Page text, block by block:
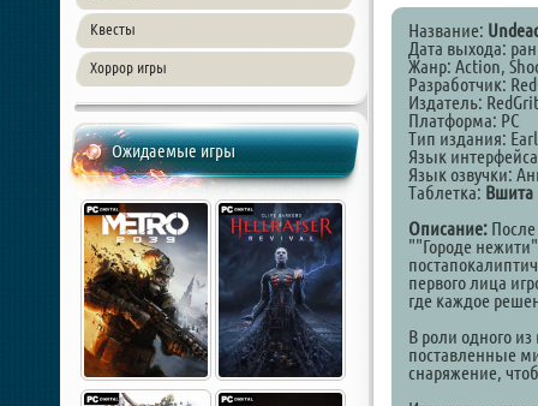
Квесты
Хоррор игры
Ожидаемые игры
Название:
Дата выхода:
Жанр: Action,
Разработчик:
Издатель:
Платформа: PC
Тип издания:
Язык
Язык озвучки:
Таблетка: Вшита
Описание:
""Городе
первого лица
где каждое
В роли одного
поставленные
снаряжение,